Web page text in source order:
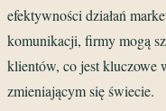
efektywności działań
komunikacji, firmy mogą
klientów, co jest kluczowe
zmieniającym się świecie.